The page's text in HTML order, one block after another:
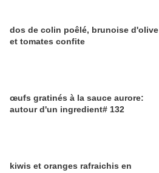
dos de colin poêlé, brunoise d'olive
et tomates confite
œufs gratinés à la sauce aurore:
autour d'un ingredient# 132
kiwis et oranges rafraichis en